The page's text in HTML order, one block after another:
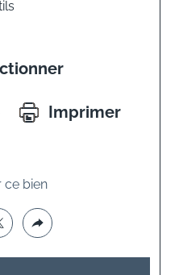
Imprimer
ce bien